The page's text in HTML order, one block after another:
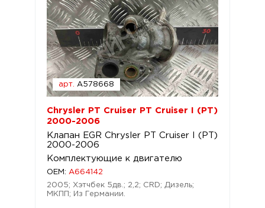
арт. A578668
Chrysler PT Cruiser PT Cruiser I (PT)
2000-2006
Клапан EGR Chrysler PT Cruiser I (PT)
2000-2006
Комплектующие к двигателю
OEM: A664142
2005; Хэтчбек 5дв.; 2,2; CRD; Дизель;
МКПП; Из Германии.